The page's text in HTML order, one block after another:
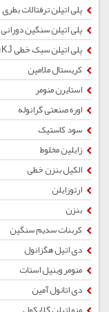
پلی اتیلن ترفتالات بطری BG821
پلی اتیلن سنگین دورانی 3840UA
پلی اتیلن سبک خطی 0209KJ
کریستال ملامین
استایرن منومر
اوره صنعتی گرانوله
سود کاستیک
زایلین مخلوط
الکیل بنزن خطی
ارتوزایلن
بنزن
کربنات سدیم سنگین
دی اتیل هگزانول
منومر وینیل استات
دی اتانول آمین